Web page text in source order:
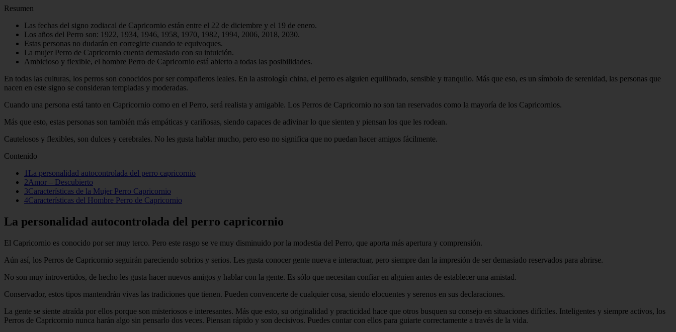
Resumen
Las fechas del signo zodiacal de Capricornio están entre el 22 de diciembre y el 19 de enero.
Los años del Perro son: 1922, 1934, 1946, 1958, 1970, 1982, 1994, 2006, 2018, 2030.
Estas personas no dudarán en corregirte cuando te equivoques.
La mujer Perro de Capricornio cuenta demasiado con su intuición.
Ambicioso y flexible, el hombre Perro de Capricornio está abierto a todas las posibilidades.
En todas las culturas, los perros son conocidos por ser compañeros leales. En la astrología china, el perro es alguien equilibrado, sensible y tranquilo. Más que eso, es un símbolo de serenidad, las personas que
nacen en este signo se consideran templadas y moderadas.
Cuando una persona está tanto en Capricornio como en el Perro, será realista y amigable. Los Perros de Capricornio no son tan reservados como la mayoría de los Capricornios.
Más que esto, estas personas son también más empáticas y cariñosas, siendo capaces de adivinar lo que sienten y piensan los que les rodean.
Cautelosos y flexibles, son dulces y cerebrales. No les gusta hablar mucho, pero eso no significa que no puedan hacer amigos fácilmente.
Contenido
1La personalidad autocontrolada del perro capricornio
2Amor – Descubierto
3Características de la Mujer Perro Capricornio
4Características del Hombre Perro de Capricornio
La personalidad autocontrolada del perro capricornio
El Capricornio es conocido por ser muy terco. Pero este rasgo se ve muy disminuido por la modestia del Perro, que aporta más apertura y comprensión.
Aún así, los Perros de Capricornio seguirán pareciendo sobrios y serios. Les gusta conocer gente nueva e interactuar, pero siempre dan la impresión de ser demasiado reservados para abrirse.
No son muy introvertidos, de hecho les gusta hacer nuevos amigos y hablar con la gente. Es sólo que necesitan confiar en alguien antes de establecer una amistad.
Conservador, estos tipos mantendrán vivas las tradiciones que tienen. Pueden convencerte de cualquier cosa, siendo elocuentes y serenos en sus declaraciones.
La gente se siente atraída por ellos porque son misteriosos e interesantes. Más que esto, su originalidad y practicidad hace que otros busquen su consejo en situaciones difíciles. Inteligentes y siempre activos, los
Perros de Capricornio nunca harán algo sin pensarlo dos veces. Piensan rápido y son decisivos. Puedes contar con ellos para guiarte correctamente a través de la vida.